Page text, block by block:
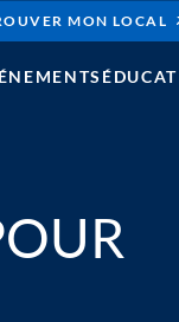
MON LOCAL